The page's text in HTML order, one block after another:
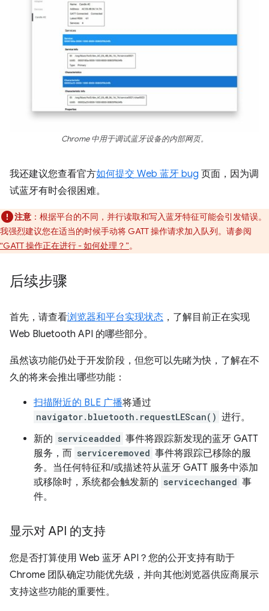
Chrome 中用于调试蓝牙设备的内部网页。
我还建议您查看官方如何提交 Web 蓝牙 bug 页面，因为调
试蓝牙有时会很困难。
注意 ：根据平台的不同，并行读取和写入蓝牙特征可能会引发错误。
我强烈建议您在适当的时候手动将 GATT 操作请求加入队列。请参阅
“GATT 操作正在进行 - 如何处理？”。
后续步骤
首先，请查看浏览器和平台实现状态 ，了解目前正在实现
Web Bluetooth API 的哪些部分。
虽然该功能仍处于开发阶段，但您可以先睹为快，了解在不
久的将来会推出哪些功能：
扫描附近的 BLE 广播将通过
navigator.bluetooth.requestLEScan() 进行。
新的 serviceadded 事件将跟踪新发现的蓝牙 GATT
服务，而 serviceremoved 事件将跟踪已移除的服
务。当任何特征和/或描述符从蓝牙 GATT 服务中添加
或移除时，系统都会触发新的 servicechanged 事
件。
显示对 API 的支持
您是否打算使用 Web 蓝牙 API？您的公开支持有助于
Chrome 团队确定功能优先级，并向其他浏览器供应商展示
支持这些功能的重要性。